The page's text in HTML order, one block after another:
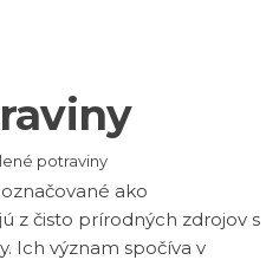
potraviny
ako
z čisto prírodných zdrojov s
Ich význam spočíva v